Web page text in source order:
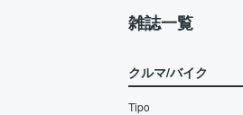
雑誌一覧
クルマ/バイク
Tipo